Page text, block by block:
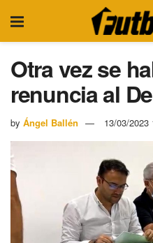
Otra vez se
renuncia al
by Ángel Ballén 13/03/2023